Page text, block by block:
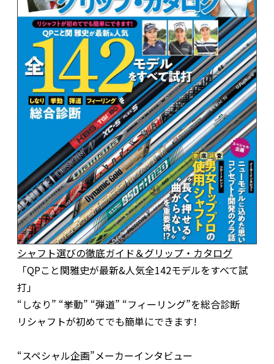
シャフト選びの徹底ガイド＆グリップ・カタログ
「QPこと関雅史が最新&人気全142モデルをすべて試
打」
“しなり” “挙動” “弾道” “フィーリング”を総合診断
リシャフトが初めてでも簡単にできます!
“スペシャル企画”メーカーインタビュー